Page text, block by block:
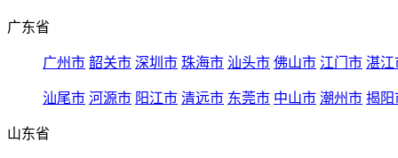
广东省
广州市 韶关市 深圳市 珠海市 汕头市 佛山市 江门市 湛江
汕尾市 河源市 阳江市 清远市 东莞市 中山市 潮州市 揭阳
山东省